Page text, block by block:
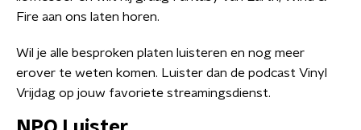
Fire aan ons laten horen.
Wil je alle besproken platen luisteren en nog meer
erover te weten komen. Luister dan de podcast Vinyl
Vrijdag op jouw favoriete streamingsdienst.